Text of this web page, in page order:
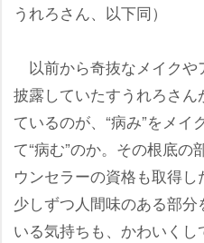
うれろさん、以下同）
以前から奇抜なメイクや
披露していたすうれろさ
ているのが、“病み”をメイ
て“病む”のか。その根底の
ウンセラーの資格も取得し
少しずつ人間味のある部
いる気持ちも、かわいく